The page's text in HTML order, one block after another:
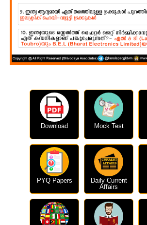
Download Mock Test
PYQ Papers
Daily Current
Affairs